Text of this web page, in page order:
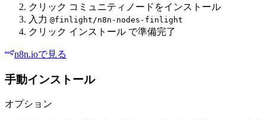
クリック コミュニティノードをインストール
入力 @finlight/n8n-nodes-finlight
クリック インストール で準備完了
n8n.ioで見る
手動インストール
オプション